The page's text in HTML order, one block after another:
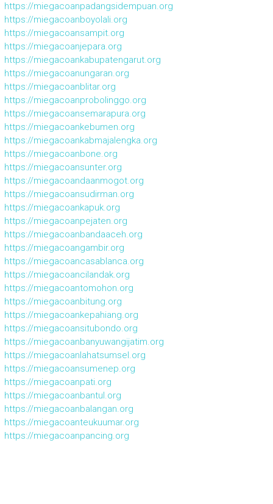
https://miegacoanpadangsidempuan.org
https://miegacoanboyolali.org
https://miegacoansampit.org
https://miegacoanjepara.org
https://miegacoankabupatengarut.org
https://miegacoanungaran.org
https://miegacoanblitar.org
https://miegacoanprobolinggo.org
https://miegacoansemarapura.org
https://miegacoankebumen.org
https://miegacoankabmajalengka.org
https://miegacoanbone.org
https://miegacoansunter.org
https://miegacoandaanmogot.org
https://miegacoansudirman.org
https://miegacoankapuk.org
https://miegacoanpejaten.org
https://miegacoanbandaaceh.org
https://miegacoangambir.org
https://miegacoancasablanca.org
https://miegacoancilandak.org
https://miegacoantomohon.org
https://miegacoanbitung.org
https://miegacoankepahiang.org
https://miegacoansitubondo.org
https://miegacoanbanyuwangijatim.org
https://miegacoanlahatsumsel.org
https://miegacoansumenep.org
https://miegacoanpati.org
https://miegacoanbantul.org
https://miegacoanbalangan.org
https://miegacoanteukuumar.org
https://miegacoanpancing.org